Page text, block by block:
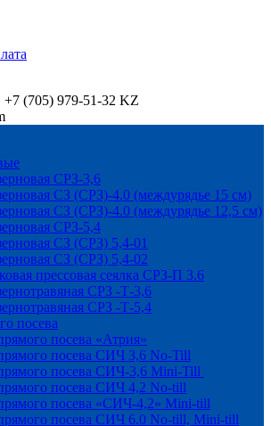
+7 (705) 979-51-32 KZ
СРЗ-3,6
СЗ (СРЗ)-4.0 (междурядье 15 см)
СЗ (СРЗ)-4.0 (междурядье 12,5 см)
СРЗ-5,4
СЗ (СРЗ) 5,4-01
СЗ (СРЗ) 5,4-02
прессовая сеялка СРЗ-П 3.6
СРЗ -Т-3,6
СРЗ -Т-5,4
посева
посева «Атрия»
посева СИЧ 3,6 No-Till
посева СИЧ-3,6 Mini-Till
посева СИЧ 4,2 No-till
посева «СИЧ-4,2» Mini-till
посева СИЧ 6.0 No-till, Mini-till